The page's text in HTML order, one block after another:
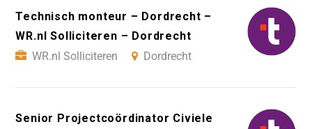
Technisch monteur – Dordrecht –
WR.nl Solliciteren – Dordrecht
WR.nl Solliciteren
Dordrecht
Senior Projectcoördinator Civiele